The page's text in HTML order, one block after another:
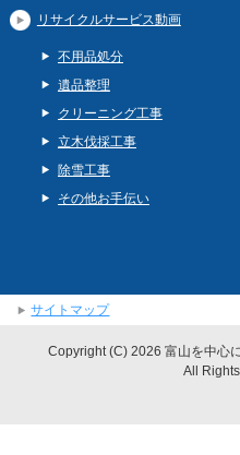
リサイクルサービス動画
不用品処分
遺品整理
クリーニング工事
立木伐採工事
除雪工事
その他お手伝い
サイトマップ
Copyright (C) 2026 富山を中心
All